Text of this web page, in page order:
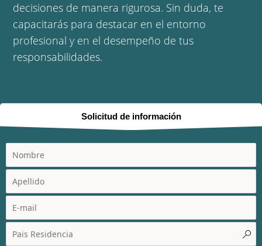
decisiones de manera rigurosa. Sin duda, te
capacitarás para destacar en el entorno
profesional y en el desempeño de tus
responsabilidades.
Solicitud de información